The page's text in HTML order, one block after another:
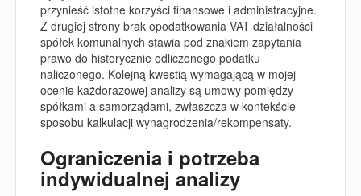
przynieść istotne korzyści finansowe i administracyjne.
Z drugiej strony brak opodatkowania VAT działalności
spółek komunalnych stawia pod znakiem zapytania
prawo do historycznie odliczonego podatku
naliczonego. Kolejną kwestią wymagającą w mojej
ocenie każdorazowej analizy są umowy pomiędzy
spółkami a samorządami, zwłaszcza w kontekście
sposobu kalkulacji wynagrodzenia/rekompensaty.
Ograniczenia i potrzeba
indywidualnej analizy